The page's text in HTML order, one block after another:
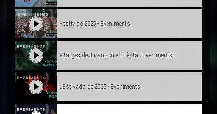
Hestiv'òc 2025 - Eveniments
Vitatges de Juranson en Hèsta - Eveniments
L'Estivada de 2025 - Eveniments